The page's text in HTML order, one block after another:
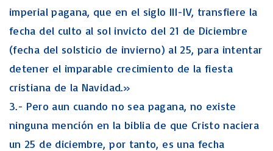
imperial pagana, que en el siglo III-IV, transfiere la
fecha del culto al sol invicto del 21 de Diciembre
(fecha del solsticio de invierno) al 25, para intentar
detener el imparable crecimiento de la fiesta
cristiana de la Navidad.»
3.- Pero aun cuando no sea pagana, no existe
ninguna mención en la biblia de que Cristo naciera
un 25 de diciembre, por tanto, es una fecha